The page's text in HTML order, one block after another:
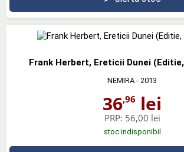
Frank Herbert, Ereticii Dunei
NEMIRA - 2013
36,96 lei
PRP: 56,00 lei
stoc indisponibil